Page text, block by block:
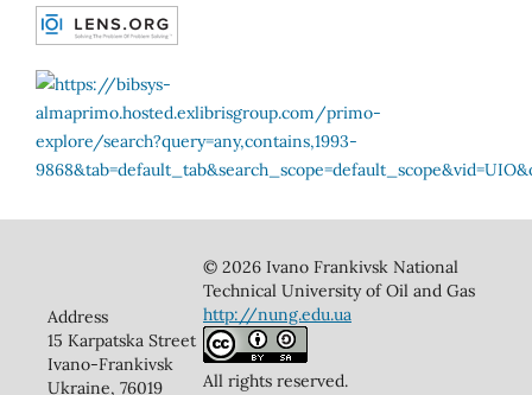
Address
15 Karpatska Street
Ivano-Frankivsk
Ukraine, 76019
© 2026 Ivano Frankivsk National
Technical University of Oil and Gas
http://nung.edu.ua
All rights reserved.